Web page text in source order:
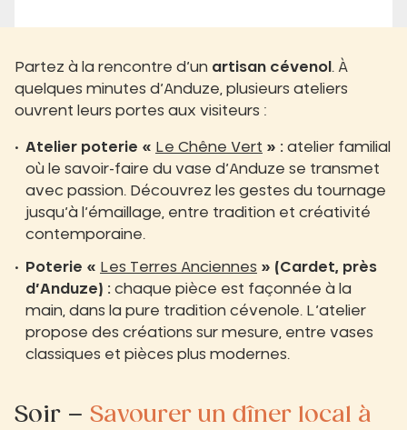
Partez à la rencontre d’un artisan cévenol . À
quelques minutes d’Anduze, plusieurs ateliers
ouvrent leurs portes aux visiteurs :
Atelier poterie « Le Chêne Vert » : atelier familial
où le savoir-faire du vase d’Anduze se transmet
avec passion. Découvrez les gestes du tournage
jusqu’à l’émaillage, entre tradition et créativité
contemporaine.
Poterie « Les Terres Anciennes » (Cardet, près
d’Anduze) : chaque pièce est façonnée à la
main, dans la pure tradition cévenole. L’atelier
propose des créations sur mesure, entre vases
classiques et pièces plus modernes.
Soir – Savourer un dîner local à